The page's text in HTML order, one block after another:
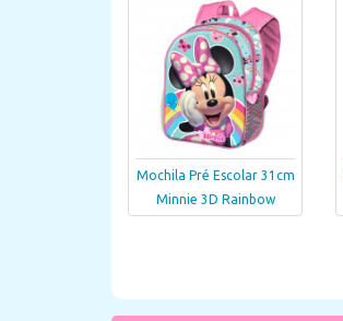
Mochila Pré Escolar 31cm
Minnie 3D Rainbow